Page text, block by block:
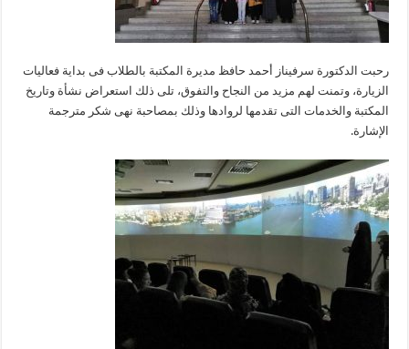
رحبت الدكتورة سرفيناز أحمد حافظ مديرة المكتبة بالطلاب فى بداية فعاليات
الزيارة، وتمنت لهم مزيد من النجاح والتفوق، تلى ذلك استعراض نشأة وتاريخ
المكتبة والخدمات التى تقدمها لروادها وذلك بمصاحبة نهى شكر مترجمة
الإشارة.